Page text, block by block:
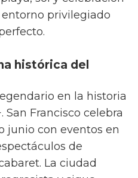
privilegiado
histórica del
en la historia
San Francisco celebra
junio con eventos en
de
La ciudad